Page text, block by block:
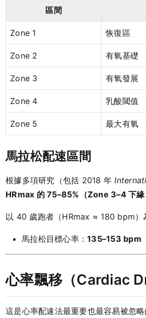
區間
Zone 1 恢復區
Zone 2 有氧基礎
Zone 3 有氧發展
Zone 4 乳酸閾值
Zone 5 最大有氧
馬拉松配速區間
根據多項研究（包括 2018 年
HRmax 的 75–85%（Zone 3–4 下緣
以 40 歲跑者（HRmax ≈ 180 bpm）
馬拉松目標心率： 135–153 bpm
心率飄移（Cardiac
這是心率配速法最重要也最容易被忽